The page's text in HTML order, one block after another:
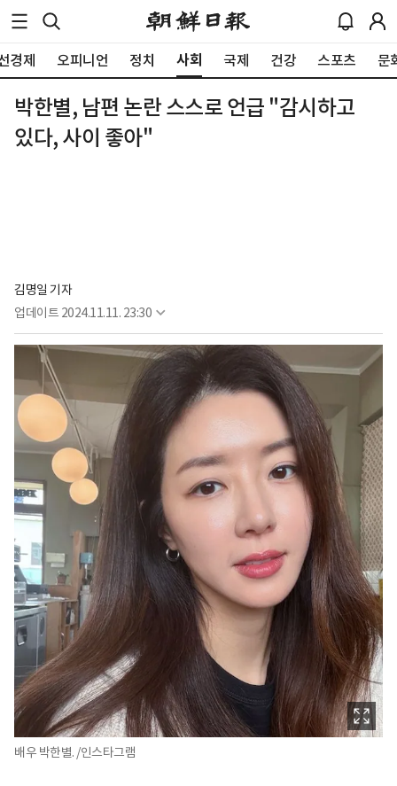
경제 오피니언 정치 사회 국제 건강 스포츠 문
박한별, 남편 논란 스스로 언급 "감시하고
있다, 사이 좋아"
김명일 기자
업데이트 2024.11.11. 23:30
배우 박한별. /인스타그램